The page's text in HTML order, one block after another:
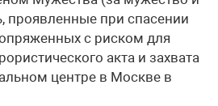
проявленные при спасении
с риском для
акта и захвата
центре в Москве в